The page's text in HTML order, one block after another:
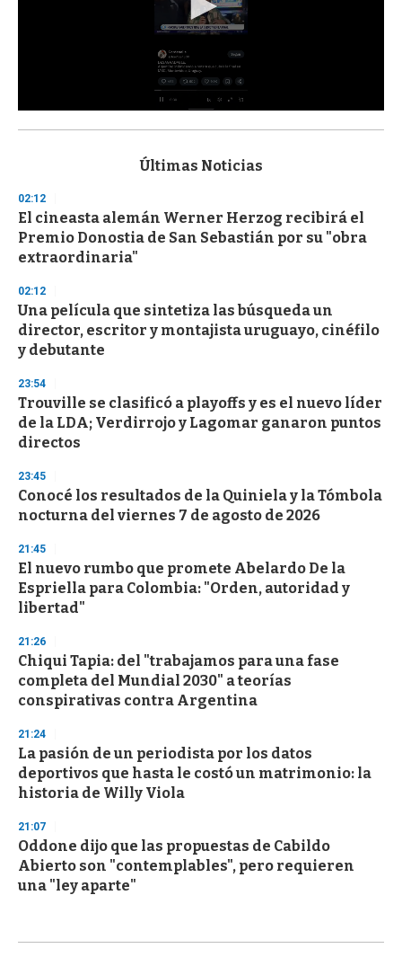
s
d
s
o
f
3
s
e
c
o
n
d
Últimas Noticias
02:12
El cineasta alemán Werner Herzog recibirá el
Premio Donostia de San Sebastián por su "obra
extraordinaria"
02:12
Una película que sintetiza las búsqueda un
director, escritor y montajista uruguayo, cinéfilo
y debutante
23:54
Trouville se clasificó a playoffs y es el nuevo líder
de la LDA; Verdirrojo y Lagomar ganaron puntos
directos
23:45
Conocé los resultados de la Quiniela y la Tómbola
nocturna del viernes 7 de agosto de 2026
21:45
El nuevo rumbo que promete Abelardo De la
Espriella para Colombia: "Orden, autoridad y
libertad"
21:26
Chiqui Tapia: del "trabajamos para una fase
completa del Mundial 2030" a teorías
conspirativas contra Argentina
21:24
La pasión de un periodista por los datos
deportivos que hasta le costó un matrimonio: la
historia de Willy Viola
21:07
Oddone dijo que las propuestas de Cabildo
Abierto son "contemplables", pero requieren
una "ley aparte"